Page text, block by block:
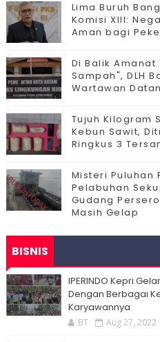
Lima Buruh
Komisi XIII:
Aman bagi
Di Balik
Sampah", DLH
Wartawan
Tujuh Kilogram
Kebun Sawit,
Ringkus 3
Misteri Puluhan
Pelabuhan
Gudang
Masih Gelap
BISNIS
IPERINDO Kepri
Dengan Berbagai
Karyawannya
BT Aug 27, 2022